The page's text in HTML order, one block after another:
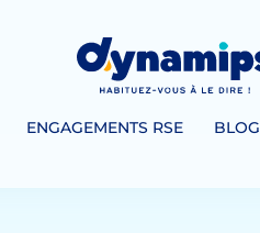
ENGAGEMENTS RSE BLOG